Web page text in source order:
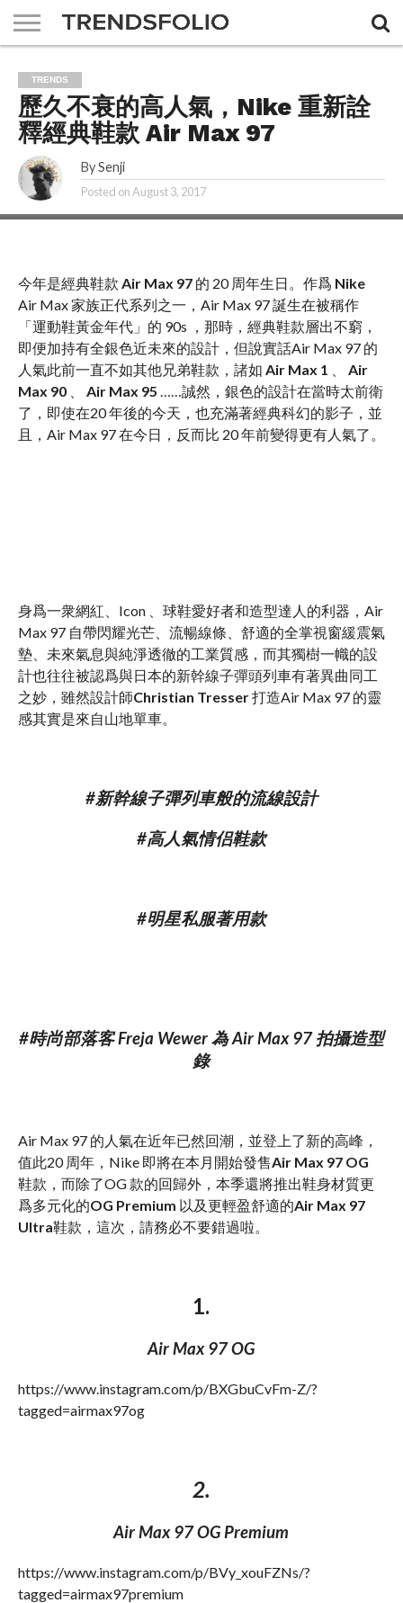
MAGAZINE
THE
FEMIN
ABOUT
US
ADVERTISING
JOBS
CONTACT
US
TRENDS
歷久不衰的高人氣，Nike 重新詮
釋經典鞋款 Air Max 97
By Senji
Posted onAugust 3, 2017
今年是經典鞋款 Air Max 97的 20 周年生日。作爲 Nike
Air Max 家族正代系列之一，Air Max 97 誕生在被稱作
「運動鞋黃金年代」的 90s ，那時，經典鞋款層出不窮，
即便加持有全銀色近未來的設計，但說實話Air Max 97 的
人氣此前一直不如其他兄弟鞋款，諸如 Air Max 1
Air
Max 90、 Air Max 95 ……誠然，銀色的設計在當時太前衛
了，即使在20 年後的今天，也充滿著經典科幻的影子，並
且，Air Max 97 在今日，反而比 20 年前變得更有人氣了。
身爲一衆網紅、Icon 、球鞋愛好者和造型達人的利器，Air
Max 97 自帶閃耀光芒、流暢線條、舒適的全掌視窗緩震氣
墊、未來氣息與純淨透徹的工業質感，而其獨樹一幟的設
計也往往被認爲與日本的新幹線子彈頭列車有著異曲同工
之妙，雖然設計師Christian Tresser打造Air Max 97 的靈
感其實是來自山地單車。
#新幹線子彈列車般的流線設計
#高人氣情侣鞋款
#明星私服著用款
#時尚部落客 Freja Wewer 為 Air Max 97 拍攝造型
錄
Air Max 97 的人氣在近年已然回潮，並登上了新的高峰，
值此20 周年，Nike 即將在本月開始發售Air Max 97 OG
鞋款，而除了OG 款的回歸外，本季還將推出鞋身材質更
爲多元化的OG Premium 以及更輕盈舒適的Air Max 97
Ultra鞋款，這次，請務必不要錯過啦。
1.
Air Max 97 OG
https://www.instagram.com/p/BXGbuCvFm-Z/?
tagged=airmax97og
2.
Air Max 97 OG Premium
https://www.instagram.com/p/BVy_xouFZNs/?
tagged=airmax97premium